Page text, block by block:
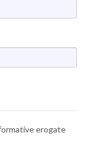
erogate